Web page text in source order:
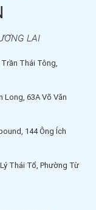
LAI
Trần Thái Tông,
Long, 63A Võ Văn
144 Ông Ích
Thái Tổ, Phường Từ